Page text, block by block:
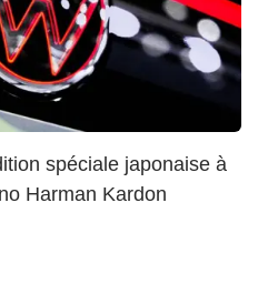
spéciale japonaise à
Harman Kardon